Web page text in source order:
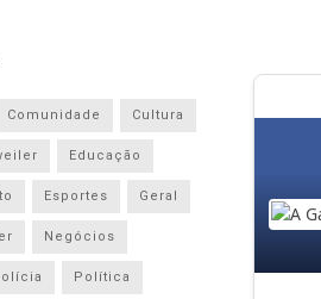
Comunidade Cultura
Educação
Esportes Geral
Negócios
Política